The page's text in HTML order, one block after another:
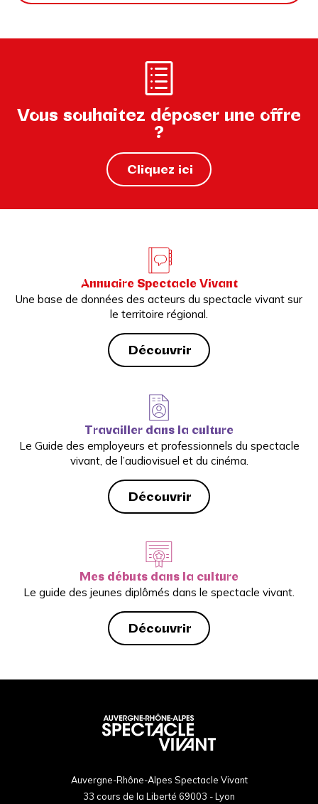
Vous souhaitez déposer une offre
?
Cliquez ici
Annuaire Spectacle Vivant
Une base de données des acteurs du spectacle vivant sur
le territoire régional.
Découvrir
Travailler dans la culture
Le Guide des employeurs et professionnels du spectacle
vivant, de l’audiovisuel et du cinéma.
Découvrir
Mes débuts dans la culture
Le guide des jeunes diplômés dans le spectacle vivant.
Découvrir
Auvergne-Rhône-Alpes Spectacle Vivant
33 cours de la Liberté 69003 - Lyon